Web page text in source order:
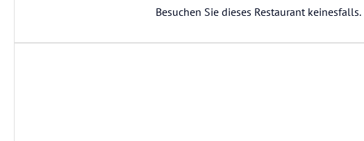
Besuchen Sie dieses Restaurant keinesfalls.